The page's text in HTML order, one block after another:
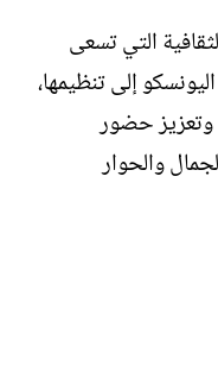
التي تسعى
إلى تنظيمها،
وتعزيز حضور
والحوار